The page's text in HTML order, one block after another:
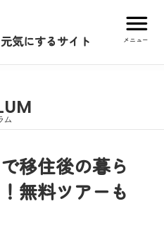
気にするサイト メニュー
ム
移住後の暮ら
無料ツアーも